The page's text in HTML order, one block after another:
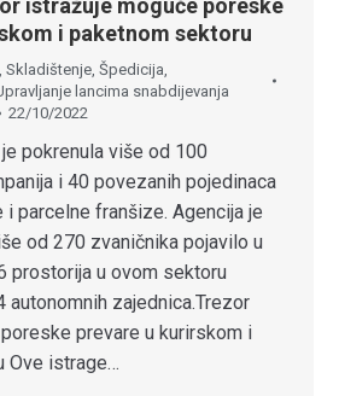
istražuje moguće poreske
i paketnom sektoru
, Skladištenje, Špedicija,
lancima snabdijevanja
22/10/2022
pokrenula više od 100
i 40 povezanih pojedinaca
parcelne franšize. Agencija je
od 270 zvaničnika pojavilo u
prostorija u ovom sektoru
autonomnih zajednica.Trezor
prevare u kurirskom i
Ove istrage…